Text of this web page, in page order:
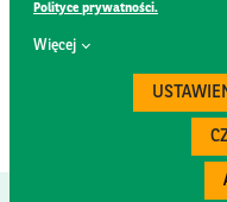
Polityce prywatności.
Więcej
KONTAKT
REGULAMIN STRONY
POLITYKA PRYWATNOŚCI